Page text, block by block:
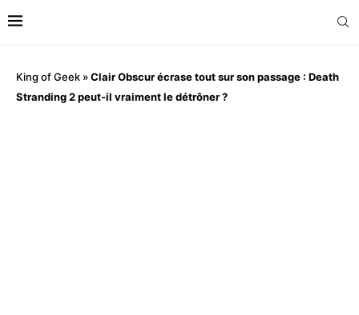
King of Geek »Clair Obscur écrase tout sur son passage : Death
Stranding 2 peut-il vraiment le détrôner ?